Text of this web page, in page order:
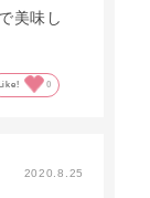
美味し
Like! 0
2020.8.25